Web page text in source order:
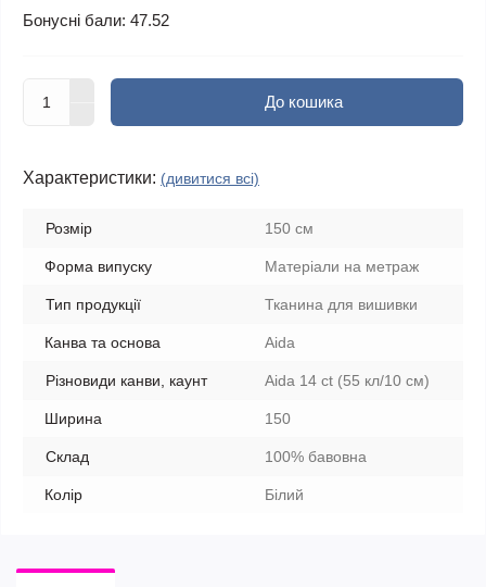
Бонусні бали: 47.52
До кошика
Характеристики: (дивитися всі)
Розмір 150 см
Форма випуску Матеріали на метраж
Тип продукції Тканина для вишивки
Канва та основа Aida
Різновиди канви, каунт Aida 14 ct (55 кл/10 см)
Ширина 150
Склад 100% бавовна
Колір Білий